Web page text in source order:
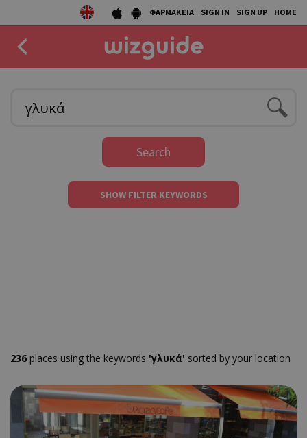
ΦΑΡΜΑΚΕΙΑ SIGN IN SIGN UP HOME
DRINK
COLLECTIONS
Search
SHOW FILTER KEYWORDS
236 places using the keywords 'γλυκά' sorted by your location